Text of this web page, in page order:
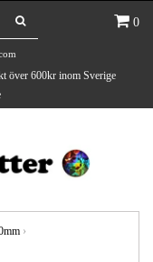
0
över 600kr inom Sverige
›